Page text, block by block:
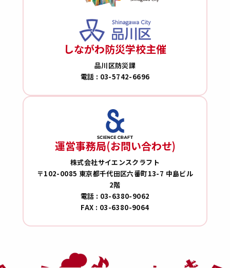
しながわ防災学校主催
品川区防災課
電話 : 03-5742-6696
運営事務局(お問い合わせ)
株式会社サイエンスクラフト
〒102-0085 東京都千代田区六番町13-7 中島ビル
2階
電話 : 03-6380-9062
FAX : 03-6380-9064